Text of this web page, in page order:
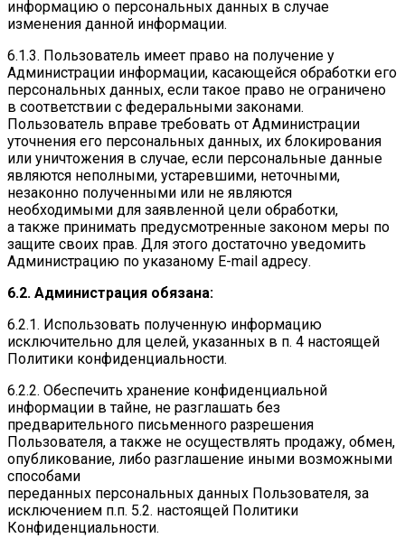
информацию о персональных данных в случае
изменения данной информации.
6.1.3. Пользователь имеет право на получение у
Администрации информации, касающейся обработки его
персональных данных, если такое право не ограничено
в соответствии с федеральными законами.
Пользователь вправе требовать от Администрации
уточнения его персональных данных, их блокирования
или уничтожения в случае, если персональные данные
являются неполными, устаревшими, неточными,
незаконно полученными или не являются
необходимыми для заявленной цели обработки,
а также принимать предусмотренные законом меры по
защите своих прав. Для этого достаточно уведомить
Администрацию по указаному E-mail адресу.
6.2. Администрация обязана:
6.2.1. Использовать полученную информацию
исключительно для целей, указанных в п. 4 настоящей
Политики конфиденциальности.
6.2.2. Обеспечить хранение конфиденциальной
информации в тайне, не разглашать без
предварительного письменного разрешения
Пользователя, а также не осуществлять продажу, обмен,
опубликование, либо разглашение иными возможными
способами
переданных персональных данных Пользователя, за
исключением п.п. 5.2. настоящей Политики
Конфиденциальности.